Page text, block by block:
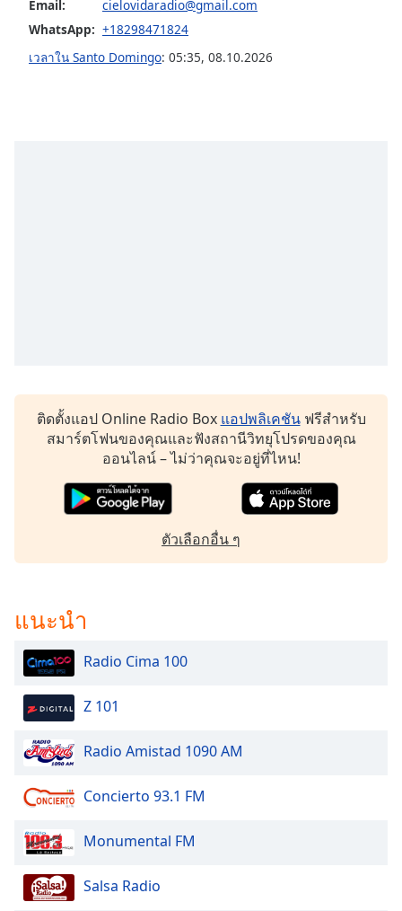
subtitles
settings
dialog
Beginning
Text
Color
Opacity
Text
Color
Opacity
Caption
Email:
cielovidaradio@gmail.com
WhatsApp: +18298471824
เวลาใน Santo Domingo: 05:35, 08.10.2026
ติดตั้งแอป Online Radio Box แอปพลิเคชันฟรีสำหรับ
สมาร์ตโฟนของคุณและฟังสถานีวิทยุโปรดของคุณ
ออนไลน์ – ไม่ว่าคุณจะอยู่ที่ไหน!
ตัวเลือกอื่น ๆ
แนะนำ
Radio Cima 100
Z 101
Radio Amistad 1090 AM
Concierto 93.1 FM
Monumental FM
Salsa Radio